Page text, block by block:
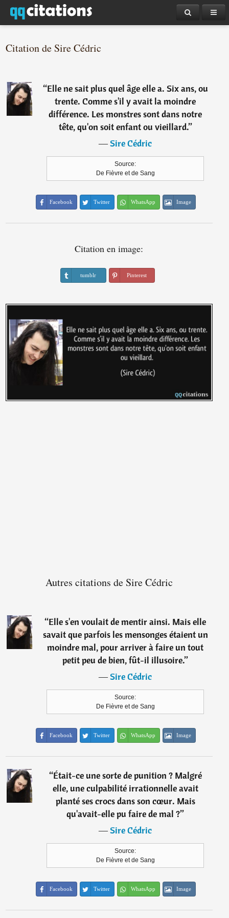
Citation de Sire Cédric
“Elle ne sait plus quel âge elle a. Six ans, ou
trente. Comme s'il y avait la moindre
différence. Les monstres sont dans notre
tête, qu'on soit enfant ou vieillard.”
―Sire Cédric
Source:
De Fièvre et de Sang
Facebook Twitter WhatsApp Image
Citation en image:
tumblr Pinterest
Autres citations de Sire Cédric
“Elle s'en voulait de mentir ainsi. Mais elle
savait que parfois les mensonges étaient un
moindre mal, pour arriver à faire un tout
petit peu de bien, fût-il illusoire.”
―Sire Cédric
Source:
De Fièvre et de Sang
Facebook Twitter WhatsApp Image
“Était-ce une sorte de punition ? Malgré
elle, une culpabilité irrationnelle avait
planté ses crocs dans son cœur. Mais
qu'avait-elle pu faire de mal ?”
―Sire Cédric
Source:
De Fièvre et de Sang
Facebook Twitter WhatsApp Image